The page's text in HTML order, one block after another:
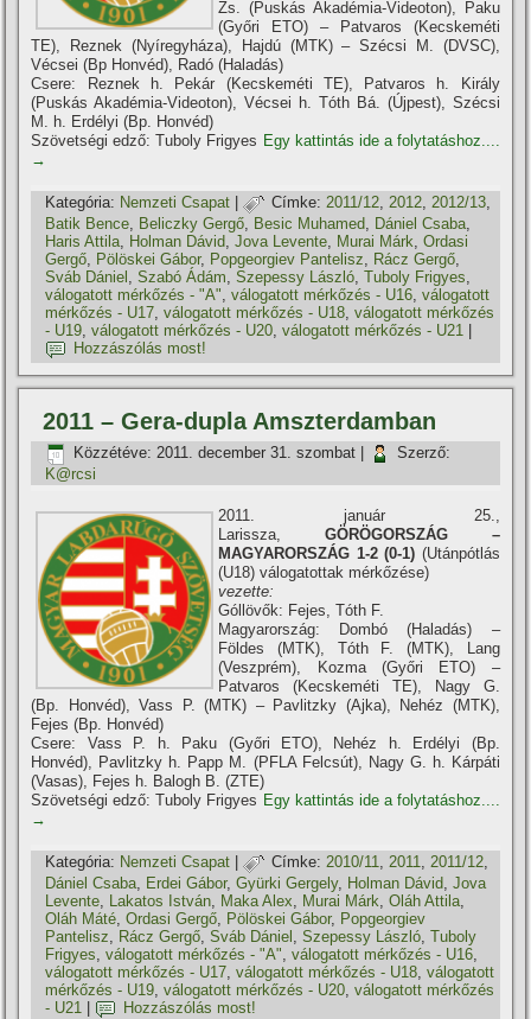
Zs. (Puskás Akadémia-Videoton), Paku
(Győri ETO) – Patvaros (Kecskeméti
TE), Reznek (Nyí­regyháza), Hajdú (MTK) – Szécsi M. (DVSC),
Vécsei (Bp Honvéd), Radó (Haladás)
Csere: Reznek h. Pekár (Kecskeméti TE), Patvaros h. Király
(Puskás Akadémia-Videoton), Vécsei h. Tóth Bá. (Újpest), Szécsi
M. h. Erdélyi (Bp. Honvéd)
Szövetségi edző: Tuboly Frigyes Egy kattintás ide a folytatáshoz....
→
Kategória: Nemzeti Csapat | Címke: 2011/12,2012,2012/13,
Batik Bence
Beliczky Gergő Besic Muhamed Dániel Csaba
Haris Attila
Holman Dávid ,Jova Levente Murai Márk ,Ordasi
Gergő
Pölöskei Gábor, Popgeorgiev Pantelisz Rácz Gergő
Sváb Dániel
,Szabó Ádám ,Szepessy László ,Tuboly Frigyes
válogatott mérkőzés - "A" ,válogatott mérkőzés - U16 ,válogatott
mérkőzés - U17 ,válogatott mérkőzés - U18 ,válogatott mérkőzés
- U19 ,válogatott mérkőzés - U20 ,válogatott mérkőzés - U21
Hozzászólás most!
2011 – Gera-dupla Amszterdamban
Közzétéve: 2011. december 31. szombat
Szerző:
K@rcsi
2011. január 25.,
Larissza, GÖRÖGORSZÁG –
MAGYARORSZÁG 1-2 (0-1) (Utánpótlás
(U18) válogatottak mérkőzése)
vezette:
Góllövők: Fejes, Tóth F.
Magyarország: Dombó (Haladás) –
Földes (MTK), Tóth F. (MTK), Lang
(Veszprém), Kozma (Győri ETO) –
Patvaros (Kecskeméti TE), Nagy G.
(Bp. Honvéd), Vass P. (MTK) – Pavlitzky (Ajka), Nehéz (MTK),
Fejes (Bp. Honvéd)
Csere: Vass P. h. Paku (Győri ETO), Nehéz h. Erdélyi (Bp.
Honvéd), Pavlitzky h. Papp M. (PFLA Felcsút), Nagy G. h. Kárpáti
(Vasas), Fejes h. Balogh B. (ZTE)
Szövetségi edző: Tuboly Frigyes Egy kattintás ide a folytatáshoz....
→
Kategória: Nemzeti Csapat | Címke: 2010/11,2011,2011/12,
Dániel Csaba
Erdei Gábor,Gyürki Gergely, Holman Dávid ,Jova
Levente
Lakatos István Maka Alex Murai Márk ,Oláh Attila
Oláh Máté ,Ordasi Gergő Pölöskei Gábor, Popgeorgiev
Pantelisz
Rácz Gergő ,Sváb Dániel ,Szepessy László ,Tuboly
Frigyes ,válogatott mérkőzés - "A" ,válogatott mérkőzés - U16
válogatott mérkőzés - U17 ,válogatott mérkőzés - U18 ,válogatott
mérkőzés - U19 ,válogatott mérkőzés - U20 ,válogatott mérkőzés
- U21
Hozzászólás most!